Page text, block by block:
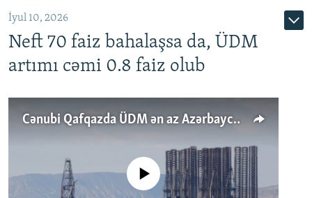
İyul 10, 2026
Neft 70 faiz bahalaşsa da, ÜDM
artımı cəmi 0.8 faiz olub
Cənubi Qafqazda ÜDM ən az Azərbaycanda artır: Qonşuları niyə Bakını qabaqlaya bilir?
No media source currently available